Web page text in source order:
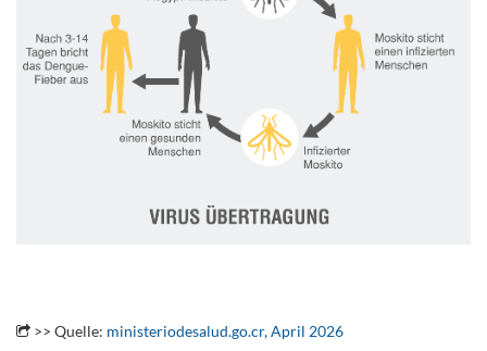
>> Quelle: ministeriodesalud.go.cr, April 2026